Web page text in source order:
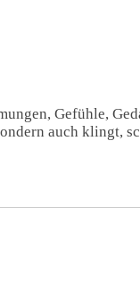
Gefühle,
auch klingt,